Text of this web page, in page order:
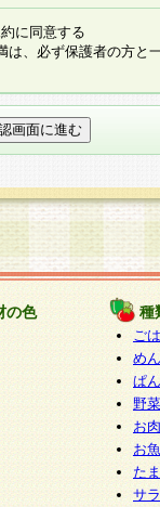
ることなく、当
制定、変更ま
約等は、本規約
規定については
。
る会員登録手続
了した時点で会
適用されるもの
すべて会員登録
ります。従っ
ない場合には、
されないこと
けない場合があ
に同意する
は、必ず保護者の方と
の色 種
ご
めん
ぱん
野
お
お
た
サ